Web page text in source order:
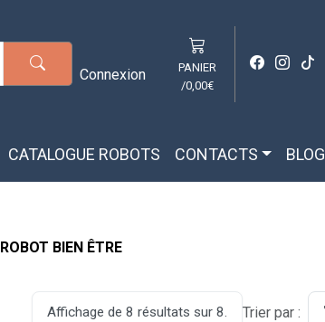
Connexion
PANIER
/0,00€
CATALOGUE ROBOTS CONTACTS BLOG
ROBOT BIEN ÊTRE
Affichage de 8 résultats sur 8. Trier par :